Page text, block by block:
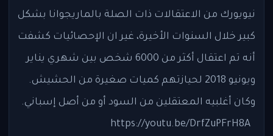
نيويورك من الاعتقالات ذات الصلة بالماريجوانا بشكل
كبير خلال السنوات الأخيرة، غير ان الإحصائيات كشفت
أنه تم اعتقال أكثر من 6000 شخص بين شهري يناير
ويونيو 2018 لحيازتهم كميات صغيرة من الحشيش.
وكان أغلبيه المعتقلين من السود أو من أصل إسباني.